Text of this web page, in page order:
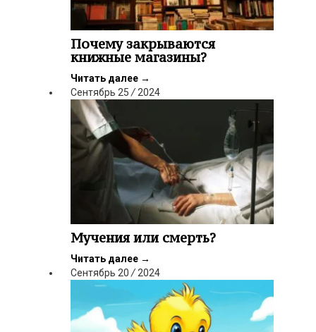
Почему закрываются
книжные магазины?
Читать далее →
Сентябрь 25 / 2024
Мучения или смерть?
Читать далее →
Сентябрь 20 / 2024